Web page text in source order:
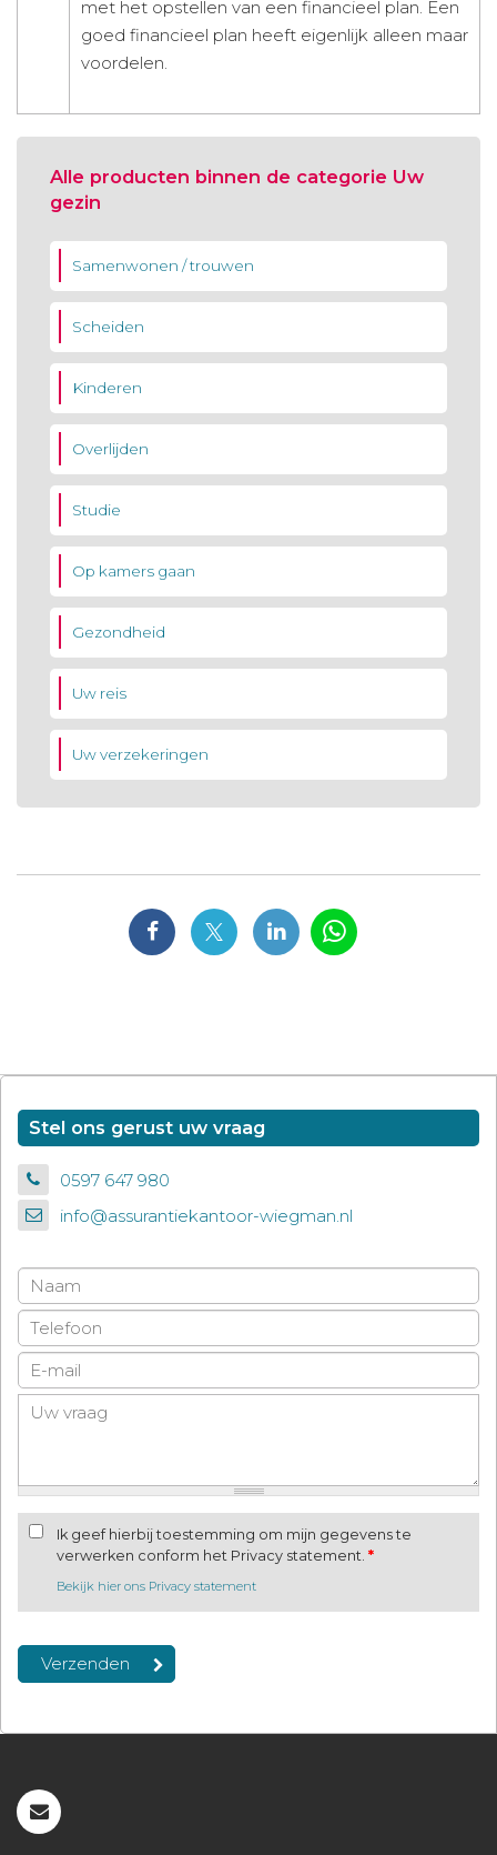
met het opstellen van een financieel plan. Een
goed financieel plan heeft eigenlijk alleen maar
voordelen.
Alle producten binnen de categorie Uw
gezin
Samenwonen / trouwen
Scheiden
Kinderen
Overlijden
Studie
Op kamers gaan
Gezondheid
Uw reis
Uw verzekeringen
Stel ons gerust uw vraag
0597 647 980
info@assurantiekantoor-wiegman.nl
Ik geef hierbij toestemming om mijn gegevens te
verwerken conform het Privacy statement. *
Bekijk hier ons Privacy statement